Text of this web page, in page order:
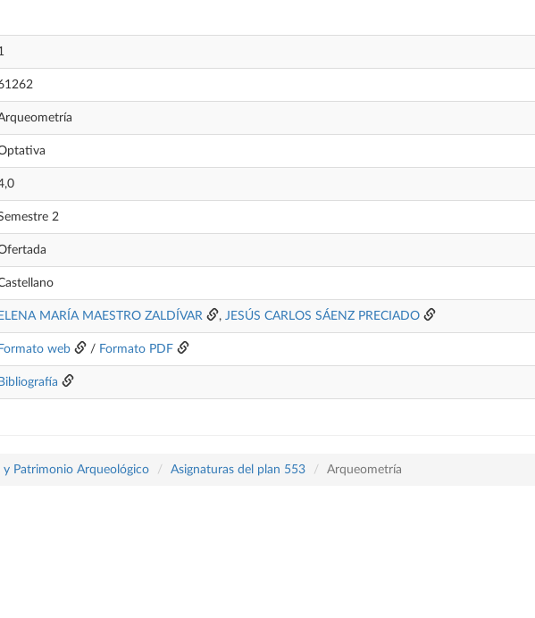
2
ELENA MARÍA MAESTRO ZALDÍVAR , JESÚS CARLOS SÁENZ PRECIADO
Formato web / Formato PDF
Bibliografía
Patrimonio Arqueológico Asignaturas del plan 553 Arqueometría